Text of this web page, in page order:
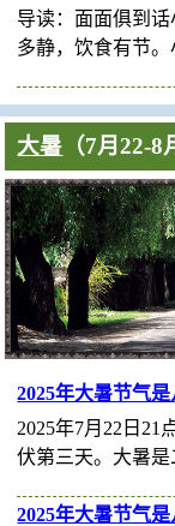
导读：面面俱到
多静，饮食有节
大暑 （7月22-8
2025年大暑节气
2025年7月22日21
伏第三天。大暑
2025年大暑节气